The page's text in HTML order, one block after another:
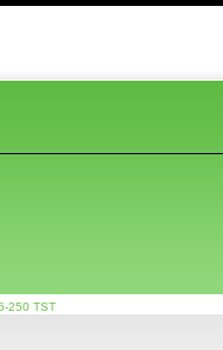
250 TST